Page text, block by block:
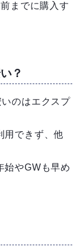
までに購入す
？
のはエクスプ
用できず、他
始やGWも早め